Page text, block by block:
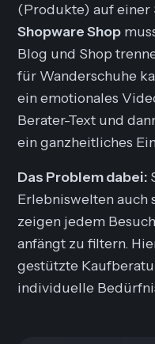
(Produkte) auf einer
Shopware Shop
Blog und Shop
für Wanderschuhe
ein emotionales
Berater-Text und
ein ganzheitliches
Das Problem dabei:
Erlebniswelten auch
zeigen jedem
anfängt zu filtern.
gestützte
individuelle